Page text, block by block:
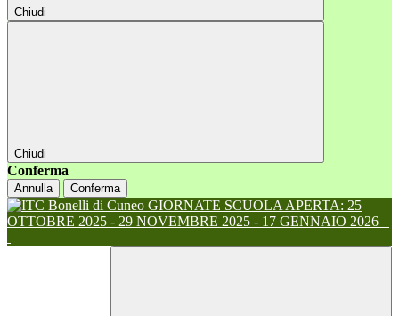
Chiudi
Chiudi
Conferma
Annulla Conferma
GIORNATE SCUOLA APERTA: 25
OTTOBRE 2025 - 29 NOVEMBRE 2025 - 17 GENNAIO 2026